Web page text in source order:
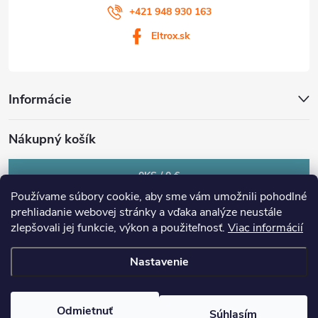
Používame súbory cookie, aby sme vám umožnili pohodlné
prehliadanie webovej stránky a vďaka analýze neustále
zlepšovali jej funkcie, výkon a použiteľnosť. Viac informácií
Nastavenie
Odmietnuť Súhlasím
+421 948 930 163
Eltrox.sk
Informácie
Nákupný košík
0KS /0 €
cookies